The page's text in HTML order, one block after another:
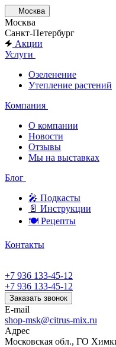
Москва
Москва
Санкт-Петербург
Акции
Услуги
Озеленение
Утепление растений
Компания
О компании
Новости
Отзывы
Мы на выставках
Блог
🎤︎︎ Подкасты
📄 Инструкции
🍽 Рецепты
Контакты
+7 936 133-45-12
+7 936 133-45-12
Заказать звонок
E-mail
shop-msk@citrus-mix.ru
Адрес
Московская обл., ГО